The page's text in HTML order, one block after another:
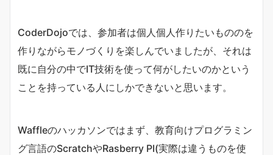
CoderDojoでは、参加者は個人個人作りたいもののを
作りながらモノづくりを楽しんでいましたが、それは
既に自分の中でIT技術を使って何がしたいのかという
ことを持っている人にしかできないと思います。
Waffleのハッカソンではまず、教育向けプログラミン
グ言語のScratchやRasberry PI(実際は違うものを使